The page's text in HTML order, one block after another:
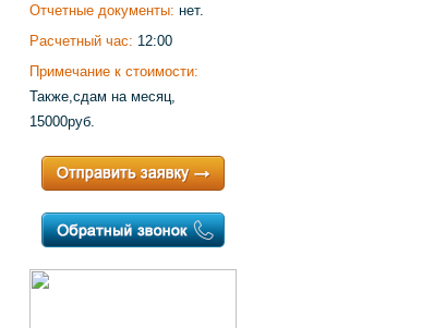
Отчетные документы: нет.
Расчетный час: 12:00
Примечание к стоимости:
Также,сдам на месяц,
15000руб.